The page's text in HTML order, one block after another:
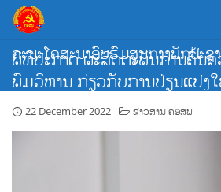
Skip
content
ຄະນະໂຄສະນາອົບຮົມສູນກາງພັກປະຊ
ພິທີປະກາດ ຜະລິດຕະພັນການຄົ້ນ
ພົມວິຫານ ກ່ຽວກັບການປ່ຽນແປງ
22 December 2022 ຂ່າວສານ ຄອສພ